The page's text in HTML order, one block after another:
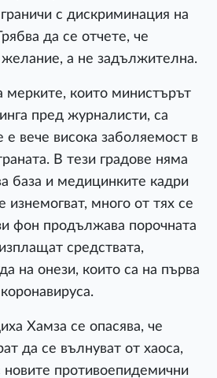
с дискриминация на
да се отчете, че
желание, а не задължителна.
които министърът
пред журналисти, са
вече висока заболяемост в
В тези градове няма
база и медицинките кадри
изнемогват, много от тях се
фон продължава порочната
средствата,
на онези, които са на първа
Хамза се опасява, че
да се вълнуват от хаоса,
новите противоепидемични